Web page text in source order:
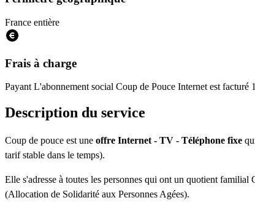
France entière
Frais à charge
Payant L'abonnement social Coup de Pouce Internet est
Description du service
Coup de pouce est une offre Internet - TV - Téléphone fixe
tarif stable dans le temps).
Elle s'adresse à toutes les personnes qui ont un quotient
(Allocation de Solidarité aux Personnes Agées).